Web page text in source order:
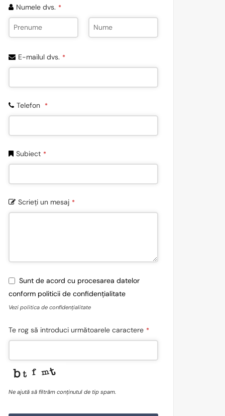
Numele dvs. *
E-mailul dvs. *
Telefon *
Subiect *
Scrieți un mesaj *
Sunt de acord cu procesarea datelor
conform politicii de confidențialitate
Vezi politica de confidențialitate
Te rog să introduci următoarele caractere *
Ne ajută să filtrăm conținutul de tip spam.